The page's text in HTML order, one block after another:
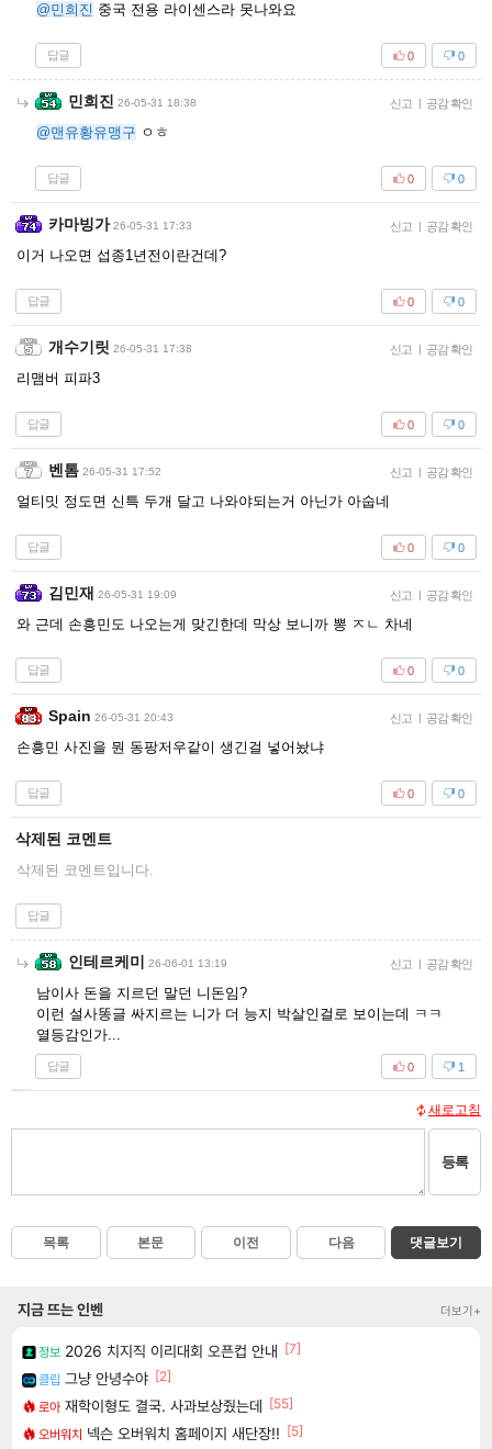
@민희진 중국 전용 라이센스라 못나와요
답글 0
0
민희진 26-05-31 18:38 신고 | 공감 확인
@맨유황유맹구 ㅇㅎ
답글 0
0
카마빙가 26-05-31 17:33 신고 | 공감 확인
이거 나오면 섭종1년전이란건데?
답글 0
0
개수기릿 26-05-31 17:38 신고 | 공감 확인
리맴버 피파3
답글 0
0
벤톰 26-05-31 17:52 신고 | 공감 확인
얼티밋 정도면 신특 두개 달고 나와야되는거 아닌가 아숩네
답글 0
0
김민재 26-05-31 19:09 신고 | 공감 확인
와 근데 손흥민도 나오는게 맞긴한데 막상 보니까 뽕 ㅈㄴ 차네
답글 0
0
Spain 26-05-31 20:43 신고 | 공감 확인
손흥민 사진을 뭔 동팡저우같이 생긴걸 넣어놨냐
답글 0
0
삭제된 코멘트
삭제된 코멘트입니다.
답글
인테르케미 26-06-01 13:19 신고 | 공감 확인
남이사 돈을 지르던 말던 니돈임?
이런 설사똥글 싸지르는 니가 더 능지 박살인걸로 보이는데 ㅋㅋ
열등감인가...
답글 1
0
새로고침
등록
목록 본문 이전 다음 댓글보기
지금 뜨는 인벤 더보기+
정보 2026 치지직 이리대회 오픈컵 안내 [7]
클립 그냥 안녕수야 [2]
로아 재학이형도 결국. 사과보상줬는데 [55]
오버워치 넥슨 오버워치 홈페이지 새단장!! [5]